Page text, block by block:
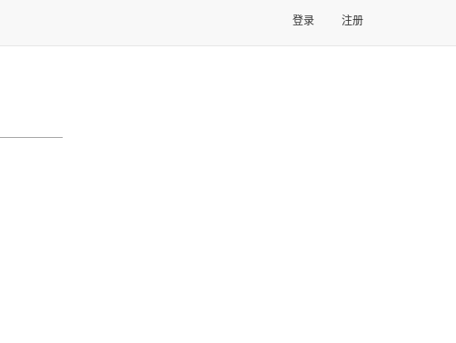
登录 注册